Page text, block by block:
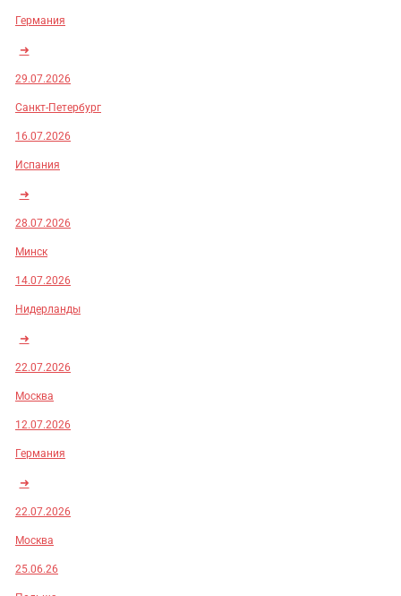
Германия
➜
29.07.2026
Санкт-Петербург
16.07.2026
Испания
➜
28.07.2026
Минск
14.07.2026
Нидерланды
➜
22.07.2026
Москва
12.07.2026
Германия
➜
22.07.2026
Москва
25.06.26